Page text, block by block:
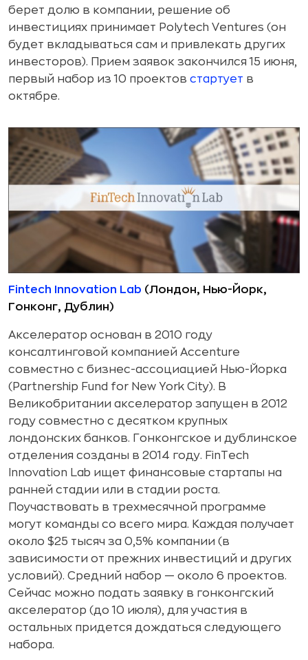
берет долю в компании, решение об
инвестициях принимает Polytech Ventures (он
будет вкладываться сам и привлекать других
инвесторов). Прием заявок закончился 15 июня,
первый набор из 10 проектов стартует в
октябре.
Fintech Innovation Lab (Лондон, Нью-Йорк,
Гонконг, Дублин)
Акселератор основан в 2010 году
консалтинговой компанией Accenture
совместно с бизнес-ассоциацией Нью-Йорка
(Partnership Fund for New York City). В
Великобритании акселератор запущен в 2012
году совместно с десятком крупных
лондонских банков. Гонконгское и дублинское
отделения созданы в 2014 году. FinTech
Innovation Lab ищет финансовые стартапы на
ранней стадии или в стадии роста.
Поучаствовать в трехмесячной программе
могут команды со всего мира. Каждая получает
около $25 тысяч за 0,5% компании (в
зависимости от прежних инвестиций и других
условий). Средний набор — около 6 проектов.
Сейчас можно подать заявку в гонконгский
акселератор (до 10 июля), для участия в
остальных придется дождаться следующего
набора.